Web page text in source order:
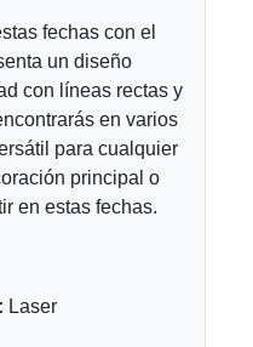
fechas con el
un diseño
con líneas rectas y
en varios
para cualquier
principal o
en estas fechas.
Laser